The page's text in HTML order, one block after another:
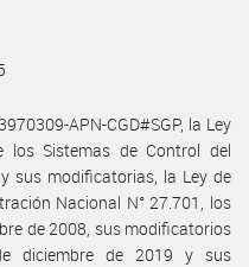
APN-CGD#SGP, la Ley
los Sistemas de Control del
sus modificatorias, la Ley de
Nacional N° 27.701, los
de 2008, sus modificatorios
diciembre de 2019 y sus